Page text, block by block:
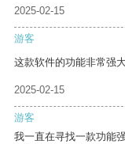
2025-02-15
游客
这款软件的功能非常强
2025-02-15
游客
我一直在寻找一款功能